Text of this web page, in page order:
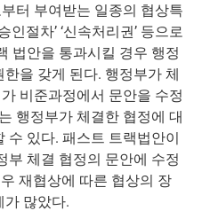
터 부여받는 일종의 협상특
절차’ ‘신속처리권’ 등으로
법안을 통과시킬 경우 행정
을 갖게 된다. 행정부가 체
비준과정에서 문안을 수정
행정부가 체결한 협정에 대
수 있다. 패스트 트랙법안이
부 체결 협정의 문안에 수정
재협상에 따른 협상의 장
가 많았다.